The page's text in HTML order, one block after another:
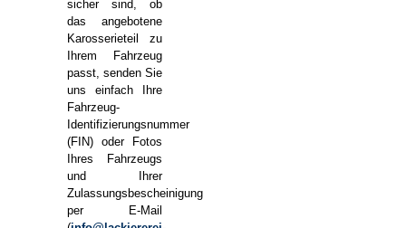
sicher sind, ob
das angebotene
Karosserieteil zu
Ihrem Fahrzeug
passt, senden Sie
uns einfach Ihre
Fahrzeug-
Identifizierungsnummer
(FIN) oder Fotos
Ihres Fahrzeugs
und Ihrer
Zulassungsbescheinigung
per E-Mail